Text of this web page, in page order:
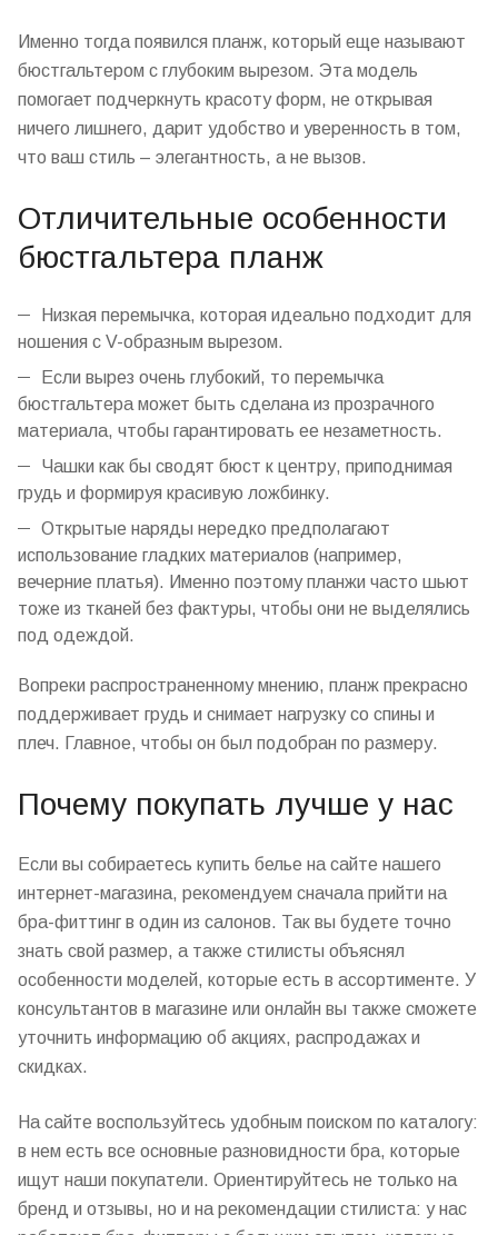
Именно тогда появился планж, который еще называют
бюстгальтером с глубоким вырезом. Эта модель
помогает подчеркнуть красоту форм, не открывая
ничего лишнего, дарит удобство и уверенность в том,
что ваш стиль – элегантность, а не вызов.
Отличительные особенности
бюстгальтера планж
Низкая перемычка, которая идеально подходит для
ношения с V-образным вырезом.
Если вырез очень глубокий, то перемычка
бюстгальтера может быть сделана из прозрачного
материала, чтобы гарантировать ее незаметность.
Чашки как бы сводят бюст к центру, приподнимая
грудь и формируя красивую ложбинку.
Открытые наряды нередко предполагают
использование гладких материалов (например,
вечерние платья). Именно поэтому планжи часто шьют
тоже из тканей без фактуры, чтобы они не выделялись
под одеждой.
Вопреки распространенному мнению, планж прекрасно
поддерживает грудь и снимает нагрузку со спины и
плеч. Главное, чтобы он был подобран по размеру.
Почему покупать лучше у нас
Если вы собираетесь купить белье на сайте нашего
интернет-магазина, рекомендуем сначала прийти на
бра-фиттинг в один из салонов. Так вы будете точно
знать свой размер, а также стилисты объяснял
особенности моделей, которые есть в ассортименте. У
консультантов в магазине или онлайн вы также сможете
уточнить информацию об акциях, распродажах и
скидках.
На сайте воспользуйтесь удобным поиском по каталогу:
в нем есть все основные разновидности бра, которые
ищут наши покупатели. Ориентируйтесь не только на
бренд и отзывы, но и на рекомендации стилиста: у нас